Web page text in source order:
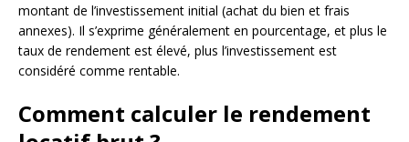
montant de l’investissement initial (achat du bien et frais
annexes). Il s’exprime généralement en pourcentage, et plus le
taux de rendement est élevé, plus l’investissement est
considéré comme rentable.
Comment calculer le rendement